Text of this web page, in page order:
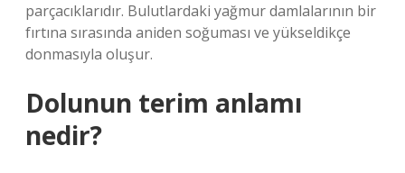
parçacıklarıdır. Bulutlardaki yağmur damlalarının bir
fırtına sırasında aniden soğuması ve yükseldikçe
donmasıyla oluşur.
Dolunun terim anlamı
nedir?